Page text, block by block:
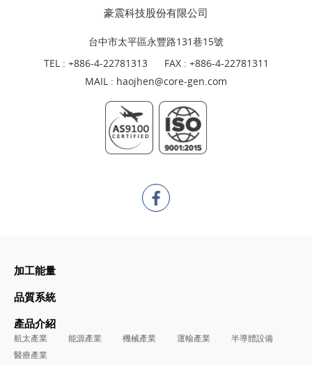
豪震科技股份有限公司
台中市太平區永豐路131巷15號
TEL : +886-4-22781313
FAX : +886-4-22781311
MAIL : haojhen@core-gen.com
加工能量
品質系統
產品介紹
航太產業 能源產業 機械產業 運輸產業
半導體設備
醫療產業